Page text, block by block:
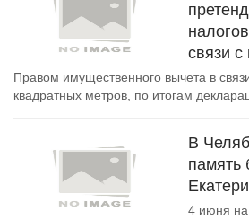
связи с
Правом имущественного вычета в
квадратных метров, по итогам
В
память
4 июня на